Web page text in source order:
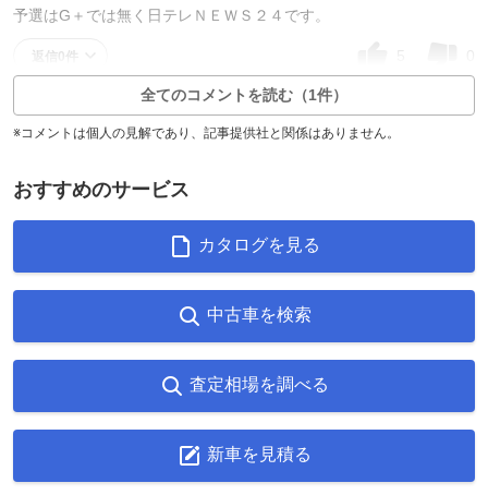
予選はG＋では無く日テレＮＥＷＳ２４です。
返信0件
全てのコメントを読む（1件）
※コメントは個人の見解であり、記事提供社と関係はありません。
おすすめのサービス
カタログを見る
中古車を検索
査定相場を調べる
新車を見積る